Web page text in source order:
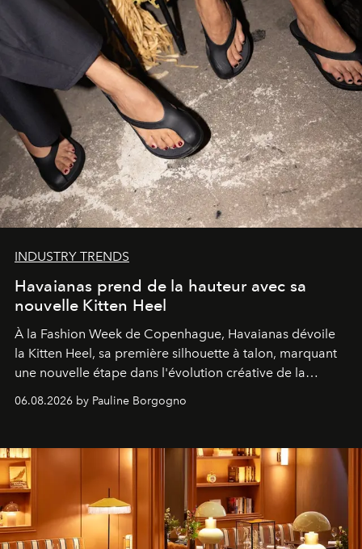
INDUSTRY TRENDS
Havaianas prend de la hauteur avec sa
nouvelle Kitten Heel
À la Fashion Week de Copenhague, Havaianas dévoile
la Kitten Heel, sa première silhouette à talon, marquant
une nouvelle étape dans l'évolution créative de la
06.08.2026 by Pauline Borgogno